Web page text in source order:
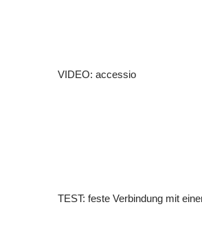
VIDEO: accessio
TEST: feste Verbindung mit